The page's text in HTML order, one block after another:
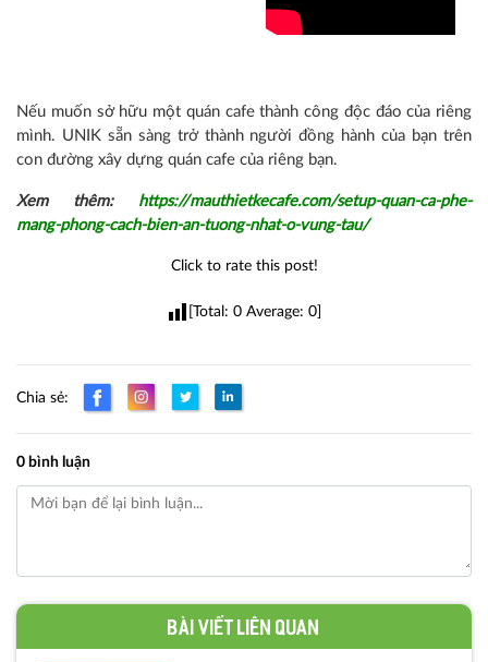
Nếu muốn sở hữu một quán cafe thành công độc đáo của riêng
mình. UNIKsẵn sàng trở thành người đồng hành của bạn trên
con đường xây dựng quán cafe của riêng bạn.
Xem thêm: https://mauthietkecafe.com/setup-quan-ca-phe-
mang-phong-cach-bien-an-tuong-nhat-o-vung-tau/
Click to rate this post!
[Total: 0 Average: 0
Chia sẻ:
0 bình luận
Bài viết liên quan